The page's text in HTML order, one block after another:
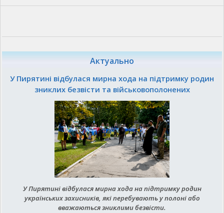
Актуально
У Пирятині відбулася мирна хода на підтримку родин
зниклих безвісти та військовополонених
У Пирятині відбулася мирна хода на підтримку родин
українських захисників, які перебувають у полоні або
вважаються зниклими безвісти.